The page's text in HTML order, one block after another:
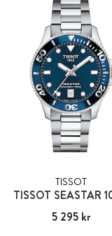
TISSOT
TISSOT SEASTAR
Pris :5 295 kr
5 295 kr